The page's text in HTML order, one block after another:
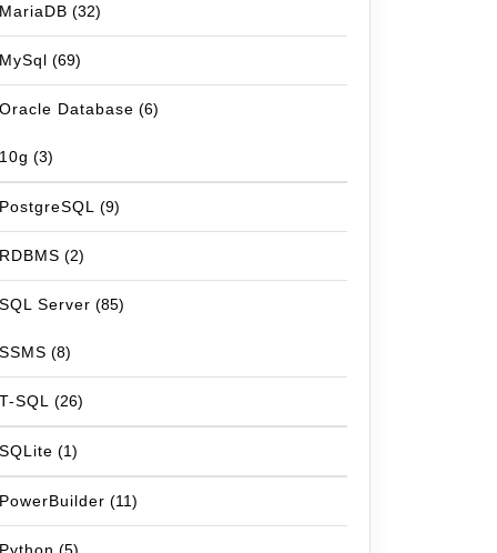
MariaDB (32)
MySql (69)
Oracle Database (6)
10g (3)
PostgreSQL (9)
RDBMS (2)
SQL Server (85)
SSMS (8)
T-SQL (26)
SQLite (1)
PowerBuilder (11)